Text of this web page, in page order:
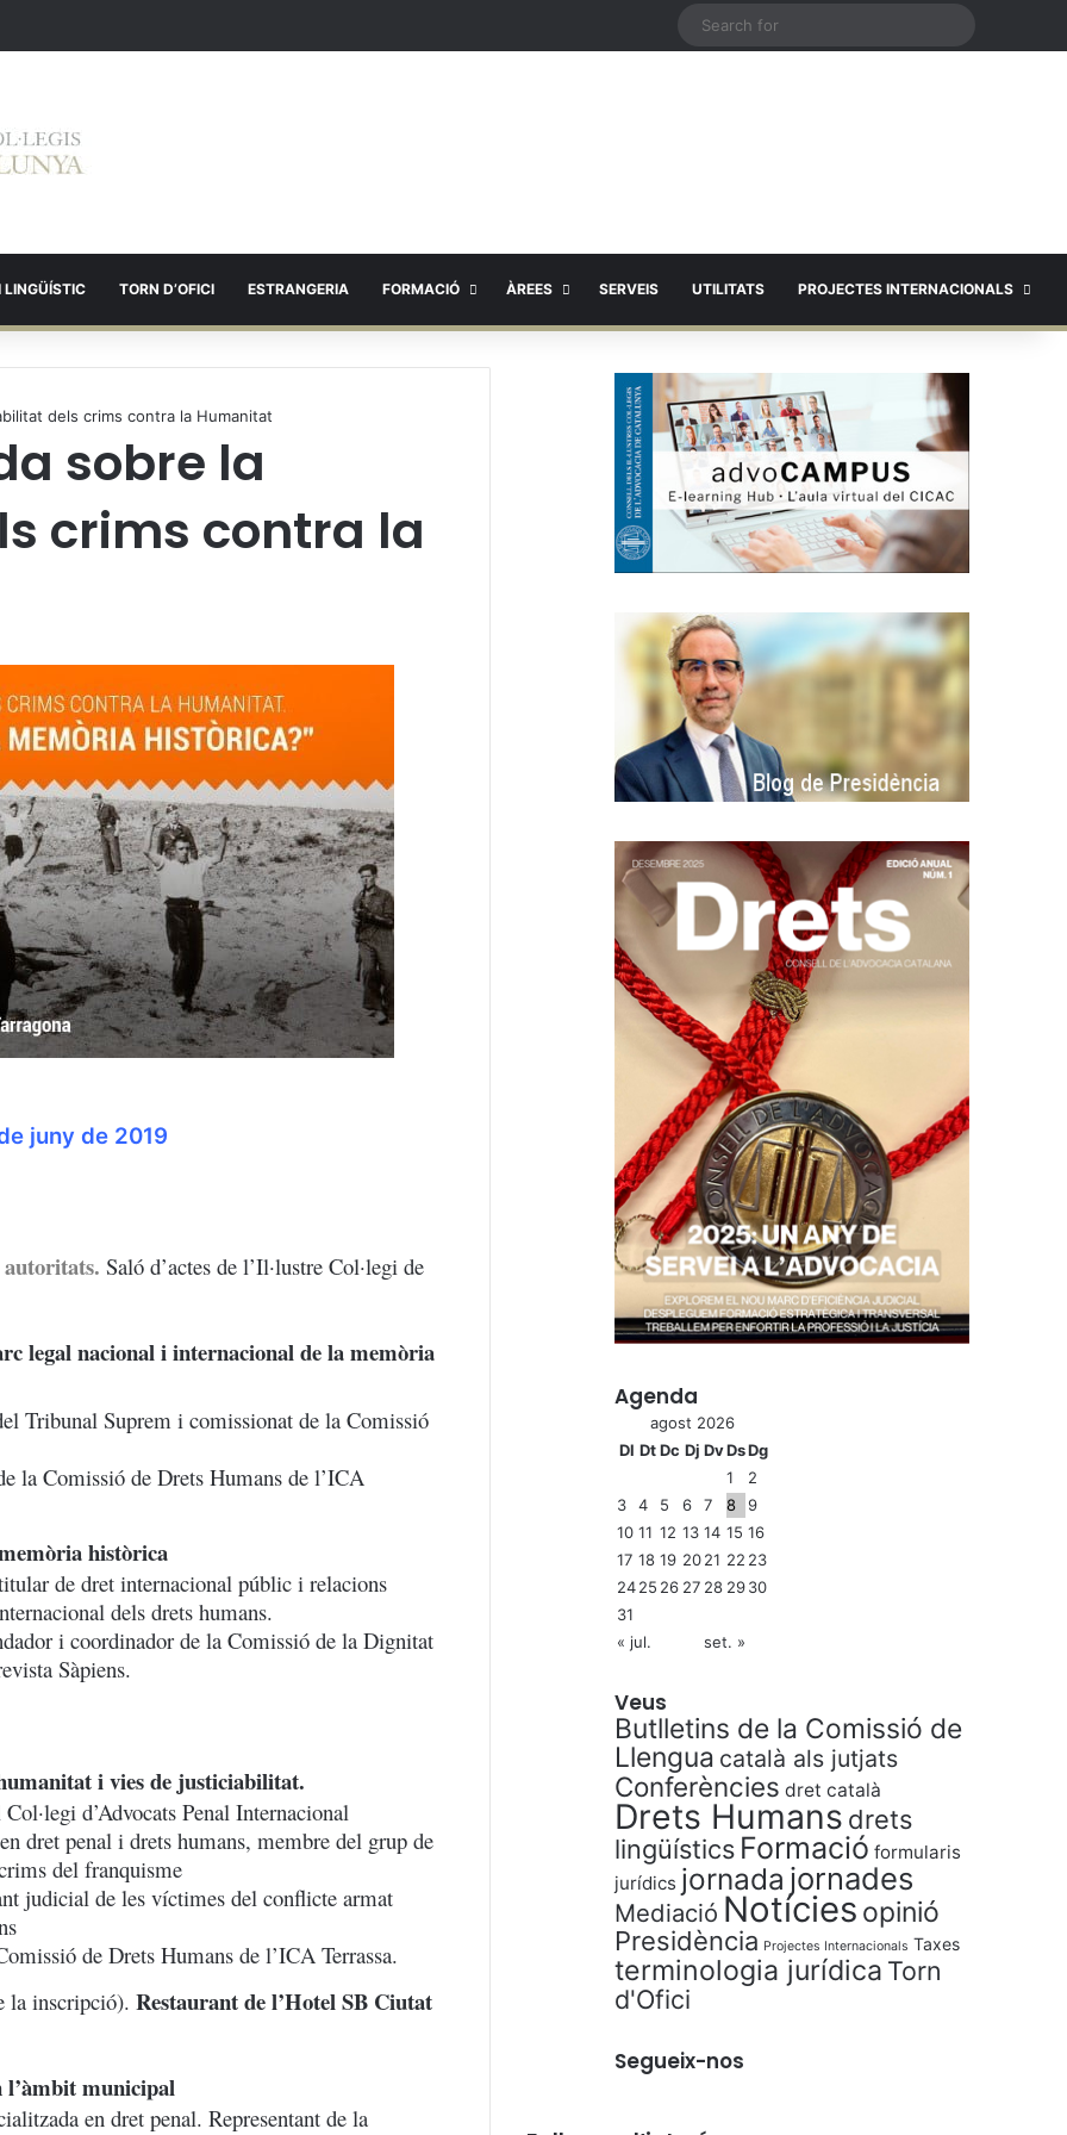
LINGÜÍSTIC TORN D’OFICI ESTRANGERIA FORMACIÓ ÀREES SERVEIS UTILITATS PROJECTES INTERNACIONALS
dels crims contra la Humanitat
sobre la
crims contra la
juny de 2019
Saló d’actes de l’Il·lustre Col·legi de
legal nacional i internacional de la memòria
Tribunal Suprem i comissionat de la Comissió
la Comissió de Drets Humans de l’ICA
històrica
de dret internacional públic i relacions
dels drets humans.
i coordinador de la Comissió de la Dignitat
Sàpiens.
i vies de justiciabilitat.
d’Advocats Penal Internacional
dret penal i drets humans, membre del grup de
del franquisme
judicial de les víctimes del conflicte armat
de Drets Humans de l’ICA Terrassa.
la inscripció). Restaurant de l’Hotel SB Ciutat
municipal
en dret penal. Representant de la
Agenda
agost 2026
Dl Dt Dc Dj DvDsDg
1
2
3
4 5 6 7 8
9
10 11 12 13 14 15 16
17 18 19 2021 22 23
2425 26 27 28 2930
31
« jul.
set. »
Veus
Butlletins de la Comissió de
Llengua català als jutjats
Conferències dret català
Drets Humans drets
lingüístics Formació formularis
jurídics jornada jornades
Mediació Notícies opinió
Presidència Projectes Internacionals Taxes
terminologia jurídica Torn
d'Ofici
Segueix-nos